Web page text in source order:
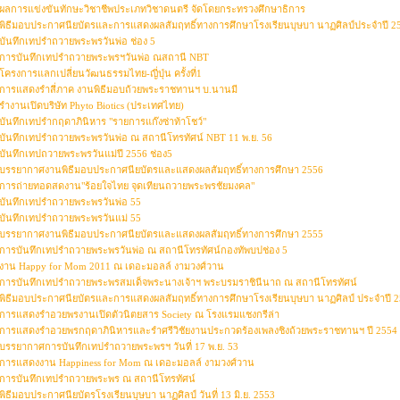
ผลการแข่งขันทักษะวิชาชีพประเภทวิชาดนตรี จัดโดยกระทรวงศึกษาธิการ
พิธีมอบประกาศนียบัตรและการแสดงผลสัมฤทธิ์ทางการศึกษาโรงเรียนบุษบา นาฏศิลป์ประจำปี
บันทึกเทปรำถวายพระพรวันพ่อ ช่อง 5
การบันทึกเทปรำถวายพระพรฯวันพ่อ ณสถานี NBT
โครงการแลกเปลี่ยนวัฒนธรรมไทย-ญี่ปุ่น ครั้งที่1
การแสดงรำสี่ภาค งานพิธีมอบถ้วยพระราชทานฯ บ.นานมี
รำงานเปิดบริษัท Phyto Biotics (ประเทศไทย)
บันทึกเทปรำกฤดาภินิหาร "รายการแก๊งซ่าท้าโชว์"
บันทึกเทปรำถวายพระพรวันพ่อ ณ สถานีโทรทัศน์ NBT 11 พ.ย. 56
บันทึกเทปถวายพระพรวันแม่ปี 2556 ช่อง5
บรรยากาศงานพิธีมอบประกาศนียบัตรและแสดงผลสัมฤทธิ์ทางการศึกษา 2556
การถ่ายทอดสดงาน"ร้อยใจไทย จุดเทียนถวายพระพรชัยมงคล"
บันทึกเทปรำถวายพระพรวันพ่อ 55
บันทึกเทปรำถวายพระพรวันแม่ 55
บรรยากาศงานพิธีมอบประกาศนียบัตรและแสดงผลสัมฤทธิ์ทางการศึกษา 2555
การบันทึกเทปรำถวายพระพรวันพ่อ ณ สถานีโทรทัศน์กองทัพบปช่อง 5
งาน Happy for Mom 2011 ณ เดอะมอลล์ งามวงศ์วาน
การบันทึกเทปรำถวายพระพรสมเด็จพระนางเจ้าฯ พระบรมราชินีนาถ ณ สถานีโทรทัศน์
พิธีมอบประกาศนียบัตรและการแสดงผลสัมฤทธิ์ทางการศึกษาโรงเรียนบุษบา นาฏศิลป์ ประจำปี
การแสดงรำอวยพรงานเปิดตัวนิตยสาร Society ณ โรงแรมแชงกรีล่า
การแสดงรำอวยพรกฤดาภินิหารและรำศรีวิชัยงานประกวดร้องเพลงชิงถ้วยพระราชทานฯ ปี 2554
บรรยากาศการบันทึกเทปรำถวายพระพรฯ วันที่ 17 พ.ย. 53
การแสดงงาน Happiness for Mom ณ เดอะมอลล์ งามวงศ์วาน
การบันทึกเทปรำถวายพระพร ณ สถานีโทรทัศน์
พิธีมอบประกาศนียบัตรโรงเรียนบุษบา นาฏศิลป์ วันที่ 13 มิ.ย. 2553